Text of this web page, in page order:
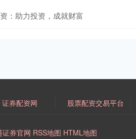
：助力投资，成就财富
证券配资网 股票配资交易平台
证券官网 RSS地图 HTML地图